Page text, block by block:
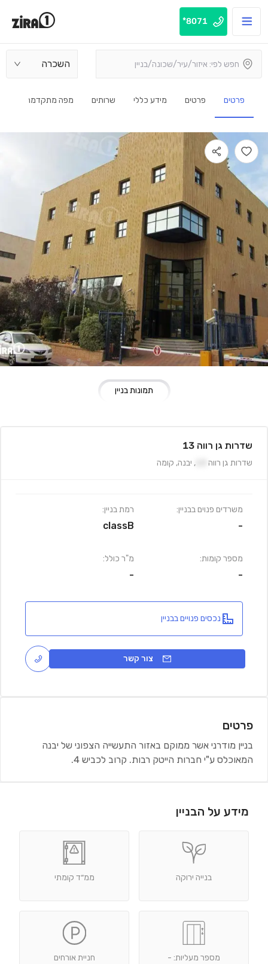
8071*
השכרה
פרטים פרטים מידע כללי שרותים מפה מתקדמת
תמונות בניין
שדרות גן רווה 13
שדרות גן רווה , יבנה, קומה
משרדים פנוים בבניין:
-
מספר קומות:
-
רמת בניין:
classB
מ"ר כולל:
-
נכסים פנויים בבניין
צור קשר
פרטים
בניין מודרני אשר ממוקם באזור התעשייה הצפוני של יבנה
המאוכלס ע"י חברות הייטק רבות. קרוב לכביש 4.
מידע על הבניין
בנייה ירוקה ממ״ד קומתי
מספר מעליות: - חניית אורחים